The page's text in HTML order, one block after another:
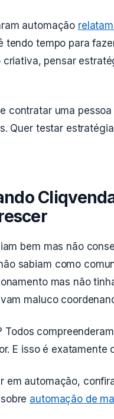
automação
tendo tempo para
criativa, pensar
contratar uma
Quer testar
bem mas não
sabiam como
mas não
maluco
Todos
E isso é exatamente
em automação,
automação de